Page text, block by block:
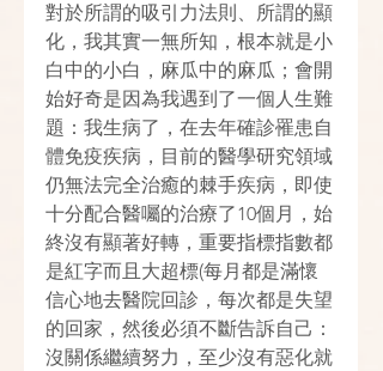
對於所謂的吸引力法則、所謂的顯
化，我其實一無所知，根本就是小
白中的小白，麻瓜中的麻瓜；會開
始好奇是因為我遇到了一個人生難
題：我生病了，在去年確診罹患自
體免疫疾病，目前的醫學研究領域
仍無法完全治癒的棘手疾病，即使
十分配合醫囑的治療了10個月，始
終沒有顯著好轉，重要指標指數都
是紅字而且大超標(每月都是滿懷
信心地去醫院回診，每次都是失望
的回家，然後必須不斷告訴自己：
沒關係繼續努力，至少沒有惡化就